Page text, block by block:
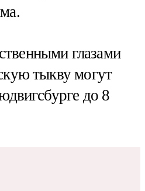
глазами
тыкву могут
до 8